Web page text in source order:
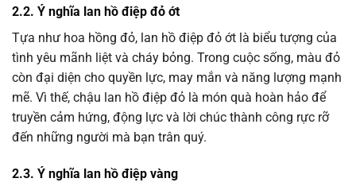
2.2. Ý nghĩa lan hồ điệp đỏ ớt
Tựa như hoa hồng đỏ, lan hồ điệp đỏ ớt là biểu tượng của
tình yêu mãnh liệt và cháy bỏng. Trong cuộc sống, màu đỏ
còn đại diện cho quyền lực, may mắn và năng lượng mạnh
mẽ. Vì thế, chậu lan hồ điệp đỏ là món quà hoàn hảo để
truyền cảm hứng, động lực và lời chúc thành công rực rỡ
đến những người mà bạn trân quý.
2.3. Ý nghĩa lan hồ điệp vàng